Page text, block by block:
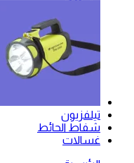
تيلفزيون
شفاط الحائط
غسالات